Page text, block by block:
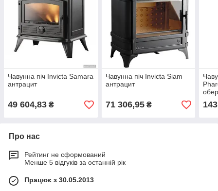
Чавунна піч Invicta Samara
антрацит
49 604,83 ₴
Чавунна піч Invicta Siam
антрацит
71 306,95₴
Про нас
Рейтинг не сформований
Менше 5 відгуків за останній рік
Працює з 30.05.2013